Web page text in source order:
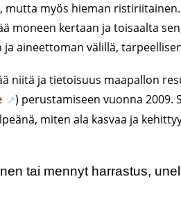
mutta myös hieman
moneen kertaan ja toisaalta
aineettoman välillä,
niitä ja tietoisuus maapallon
) perustamiseen vuonna 2009.
miten ala kasvaa ja
tai mennyt harrastus,